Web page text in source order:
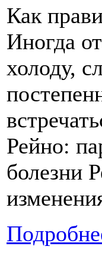
Как
Иногда
холоду,
Рейно:
болезни